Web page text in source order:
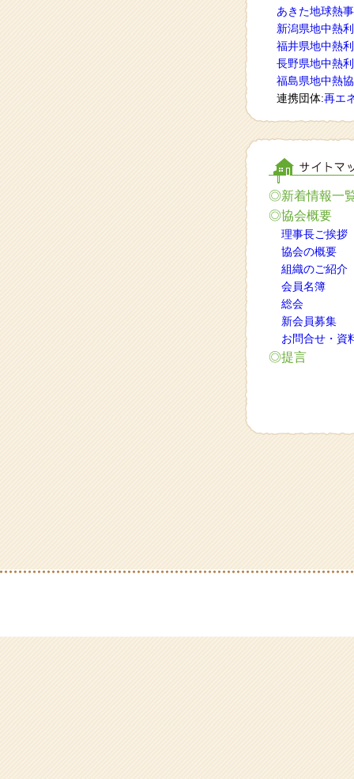
あきた地球熱
新潟県地中熱
福井県地中熱
長野県地中熱
福島県地中熱
連携団体:再エ
◎新着情報一
◎協会概要
理事長ご挨拶
協会の概要
組織のご紹介
会員名簿
総会
新会員募集
お問合せ・資
◎提言